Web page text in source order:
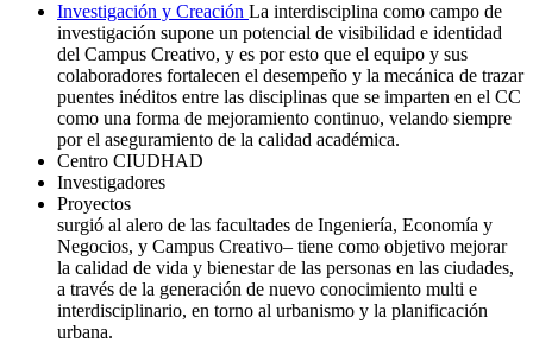
Investigación y Creación La interdisciplina como campo de
investigación supone un potencial de visibilidad e identidad
del Campus Creativo, y es por esto que el equipo y sus
colaboradores fortalecen el desempeño y la mecánica de trazar
puentes inéditos entre las disciplinas que se imparten en el CC
como una forma de mejoramiento continuo, velando siempre
por el aseguramiento de la calidad académica.
Centro CIUDHAD
Investigadores
Proyectos
surgió al alero de las facultades de Ingeniería, Economía y
Negocios, y Campus Creativo– tiene como objetivo mejorar
la calidad de vida y bienestar de las personas en las ciudades,
a través de la generación de nuevo conocimiento multi e
interdisciplinario, en torno al urbanismo y la planificación
urbana.